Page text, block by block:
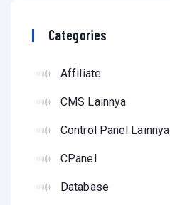
Categories
Affiliate
CMS Lainnya
Control Panel Lainnya
CPanel
Database